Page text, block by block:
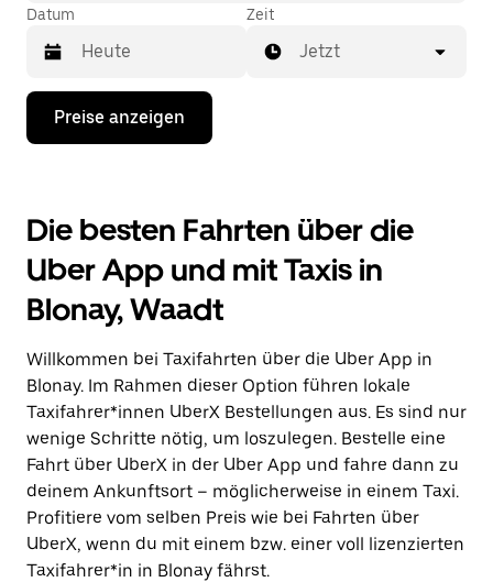
sein möchtest, dass dir ein Taxi für deine Fahrt
zugewiesen wird.
Datum
Drücke
Nach-
mit
dem
Kalender
zu
interagieren
und
Datum
auszuwählen.
Drücke
die
Escape-
Taste,
um
den
Kalender
zu
schließen.
Zeit
Jetzt
Preise anzeigen
Die besten Fahrten über die
Uber App und mit Taxis in
Blonay, Waadt
Willkommen bei Taxifahrten über die Uber App in
Blonay. Im Rahmen dieser Option führen lokale
Taxifahrer*innen UberX Bestellungen aus. Es sind nur
wenige Schritte nötig, um loszulegen. Bestelle eine
Fahrt über UberX in der Uber App und fahre dann zu
deinem Ankunftsort – möglicherweise in einem Taxi.
Profitiere vom selben Preis wie bei Fahrten über
UberX, wenn du mit einem bzw. einer voll lizenzierten
Taxifahrer*in in Blonay fährst.